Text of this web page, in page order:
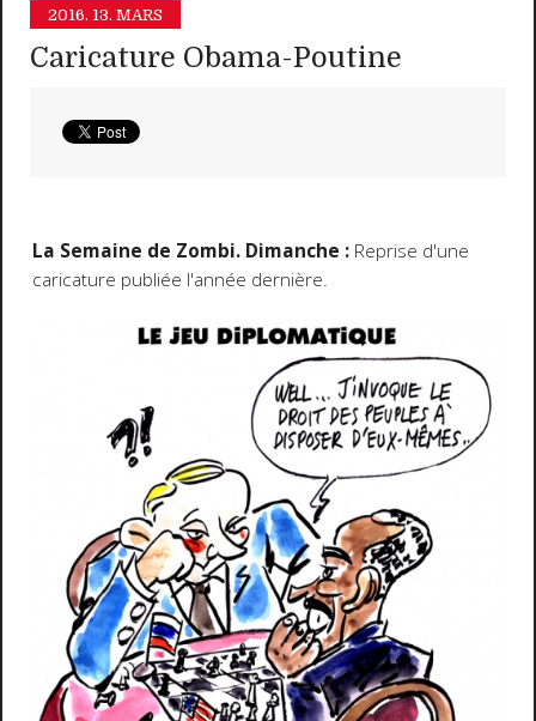
2016. 13. MARS
Caricature Obama-Poutine
La Semaine de Zombi. Dimanche :Reprise d'une
caricature publiée l'année dernière.